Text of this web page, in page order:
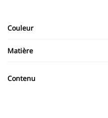
Couleur
Matière
Contenu